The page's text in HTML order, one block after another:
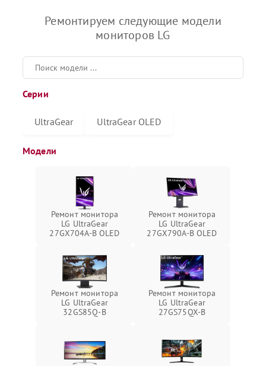
Ремонтируем следующие модели
мониторов LG
Серии
UltraGear UltraGear OLED
Модели
Ремонт монитора
LG UltraGear
27GX704A-B OLED
Ремонт монитора
LG UltraGear
27GX790A-B OLED
Ремонт монитора
LG UltraGear
32GS85Q-B
Ремонт монитора
LG UltraGear
27GS75QX-B